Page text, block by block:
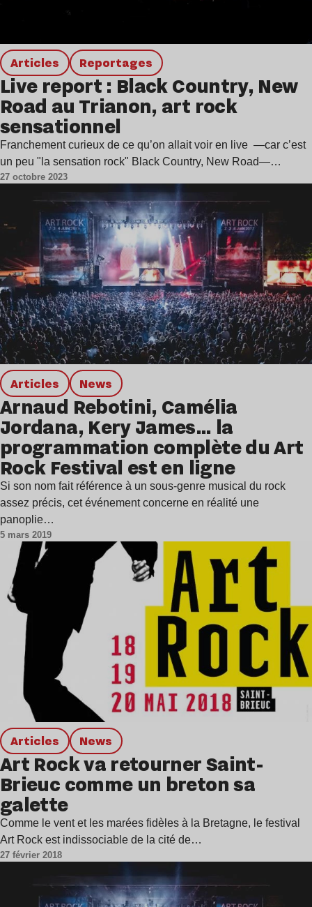
Articles Reportages
Live report : Black Country, New
Road au Trianon, art rock
sensationnel
Franchement curieux de ce qu’on allait voir en live —car c’est
un peu "la sensation rock" Black Country, New Road—…
27 octobre 2023
Articles news
Arnaud Rebotini, Camélia
Jordana, Kery James… la
programmation complète du Art
Rock Festival est en ligne
Si son nom fait référence à un sous-genre musical du rock
assez précis, cet événement concerne en réalité une
panoplie…
5 mars 2019
Articles news
Art Rock va retourner Saint-
Brieuc comme un breton sa
galette
Comme le vent et les marées fidèles à la Bretagne, le festival
Art Rock est indissociable de la cité de…
27 février 2018